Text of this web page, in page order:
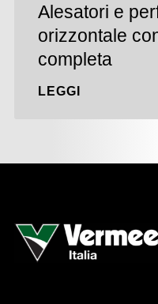
Alesatori e
orizzontale
completa
LEGGI